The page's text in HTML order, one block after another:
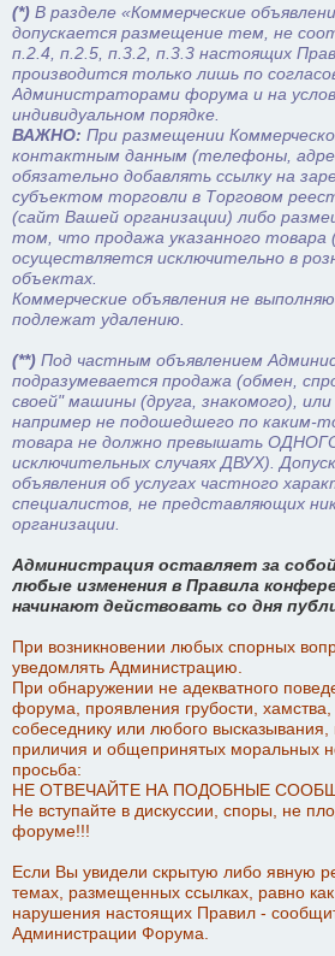
(*) В разделе «Коммерческие
допускается размещение тем, не
п.2.4, п.2.5, п.3.2, п.3.3 настоящих
производится только лишь по
Администраторами форума и на
индивидуальном порядке.
ВАЖНО: При размещении
контактным данным (телефоны,
обязательно добавлять ссылку на
субъектом торговли в Торговом
(сайт Вашей организации) либо
том, что продажа указанного товара
осуществляется исключительно в
объектах.
Коммерческие объявления не
подлежат удалению.
(**) Под частным объявлением
подразумевается продажа (обмен,
своей" машины (друга, знакомого),
например не подошедшего по каким-
товара не должно превышать
исключительных случаях ДВУХ).
объявления об услугах частного
специалистов, не представляющих
организации.
Администрация оставляет за
любые изменения в Правила
начинают действовать со дня
При возникновении любых спорных
уведомлять Администрацию.
При обнаружении не адекватного
форума, проявления грубости,
собеседнику или любого
приличия и общепринятых моральных
просьба:
НЕ ОТВЕЧАЙТЕ НА ПОДОБНЫЕ
Не вступайте в дискуссии, споры, не
форуме!!!
Если Вы увидели скрытую либо явную
темах, размещенных ссылках, равно
нарушения настоящих Правил -
Администрации Форума.